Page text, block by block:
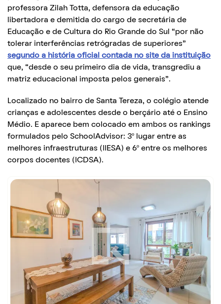
professora Zilah Totta, defensora da educação
libertadora e demitida do cargo de secretária de
Educação e de Cultura do Rio Grande do Sul “por não
tolerar interferências retrógradas de superiores”
segundo a história oficial contada no site da instituição
que, “desde o seu primeiro dia de vida, transgrediu a
matriz educacional imposta pelos generais”.
Localizado no bairro de Santa Tereza, o colégio atende
crianças e adolescentes desde o berçário até o Ensino
Médio. E aparece bem colocado em ambos os rankings
formulados pelo SchoolAdvisor: 3º lugar entre as
melhores infraestruturas (IIESA) e 6º entre os melhores
corpos docentes (ICDSA).